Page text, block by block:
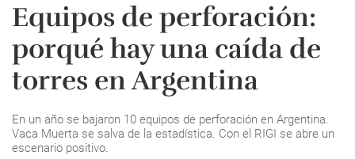
Equipos de perforación:
porqué hay una caída de
torres en Argentina
En un año se bajaron 10 equipos de perforación en Argentina.
Vaca Muerta se salva de la estadística. Con el RIGI se abre un
escenario positivo.